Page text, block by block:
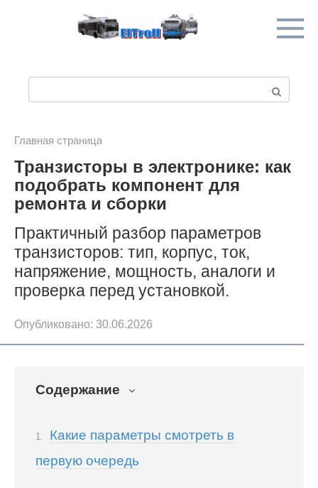
с
к
Главная страница
Транзисторы в электронике: как
подобрать компонент для
ремонта и сборки
Практичный разбор параметров
транзисторов: тип, корпус, ток,
напряжение, мощность, аналоги и
проверка перед установкой.
Опубликовано: 30.06.2026
Содержание
Какие параметры смотреть в
первую очередь